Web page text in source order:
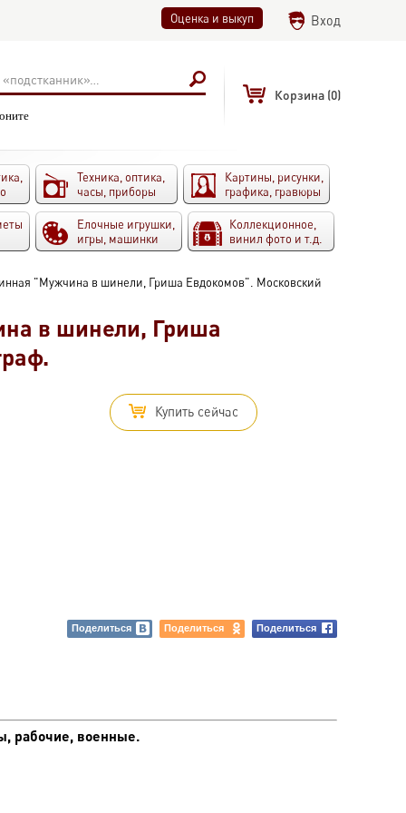
Оценка и выкуп Вход
Корзина (0)
Техника, оптика,
часы, приборы
Картины, рисунки,
графика, гравюры
Елочные игрушки,
игры, машинки
Коллекционное,
винил фото и т.д.
"Мужчина в шинели, Гриша Евдокомов". Московский
в шинели, Гриша
Купить сейчас
Поделиться Поделиться Поделиться
рабочие, военные.